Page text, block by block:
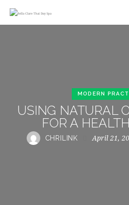
MODERN
USING NATURAL
FOR A
CHRILINK April 21,